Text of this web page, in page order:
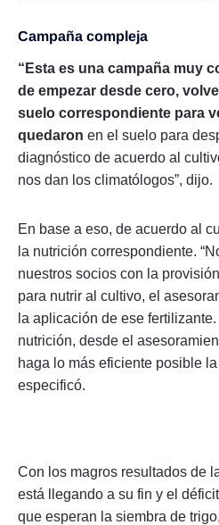
Campaña compleja
“Esta es una campaña muy
de empezar desde cero,
suelo correspondiente para
quedaron en el suelo para
diagnóstico de acuerdo al
nos dan los climatólogos”, dijo.
En base a eso, de acuerdo al
la nutrición correspondiente.
nuestros socios con la
para nutrir al cultivo, el
la aplicación de ese
nutrición, desde el
haga lo más eficiente posible
especificó.
Con los magros resultados de
está llegando a su fin y el
que esperan la siembra de